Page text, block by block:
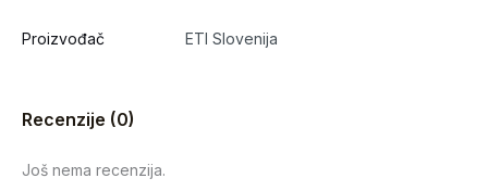
Proizvođač ETI Slovenija
Recenzije (0)
Još nema recenzija.